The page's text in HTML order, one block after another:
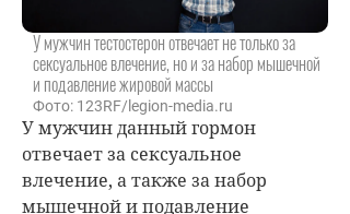
У мужчин тестостерон отвечает не только за
сексуальное влечение, но и за набор мышечной
и подавление жировой массы
Фото: 123RF/legion-media.ru
У мужчин данный гормон
отвечает за сексуальное
влечение, а также за набор
мышечной и подавление